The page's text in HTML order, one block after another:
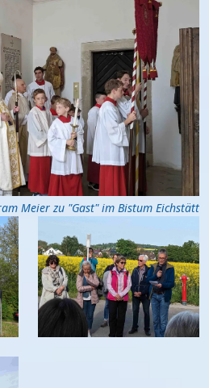
Meier zu "Gast" im Bistum Eichstätt